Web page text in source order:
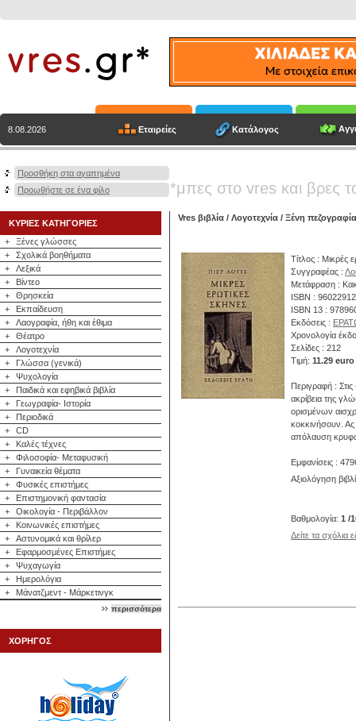
8.08.2026 Εταιρείες Κατάλογος
Προσθήκη στα αγαπημένα
Προωθήστε σε ένα φίλο
*μπες στο vres και βρες
ΚΥΡΙΕΣ ΚΑΤΗΓΟΡΙΕΣ
+
Ξένες γλώσσες
+
Σχολικά βοηθήματα
+
Λεξικά
+
Βίντεο
+
Θρησκεία
+
Εκπαίδευση
+
Λαογραφία, ήθη και έθιμα
+
Θέατρο
+
Λογοτεχνία
+
Γλώσσα (γενικά)
+
Ψυχολογία
+
Παιδικά και εφηβικά βιβλία
+
Γεωγραφία- Ιστορία
+
Περιοδικά
+
CD
+
Καλές τέχνες
+
Φιλοσοφία- Μεταφυσική
+
Γυναικεία θέματα
+
Φυσικές επιστήμες
+
Επιστημονική φαντασία
+
Οικολογία - Περιβάλλον
+
Κοινωνικές επιστήμες
+
Αστυνομικά και θρίλερ
+
Εφαρμοσμένες Επιστήμες
+
Ψυχαγωγία
+
Ημερολόγια
+
Μάνατζμεντ - Μάρκετινγκ
περισσότερα
ΧΟΡΗΓΟΣ
Vres βιβλία / Λογοτεχνία / Ξένη πεζογραφία
Τίτλος : Μικρές
Συγγραφέας :
Μετάφραση :
ISBN :
ISBN 13 :
Εκδόσεις :
Χρονολογία
Σελίδες : 212
Τιμή: 11.29 euro
Περιγραφή :
ακρίβεια της
ορισμένων
κοκκινήσουν.
απόλαυση
Εμφανίσεις :
Αξιολόγηση
Βαθμολογία: 1 /
Δείτε τα σχόλια